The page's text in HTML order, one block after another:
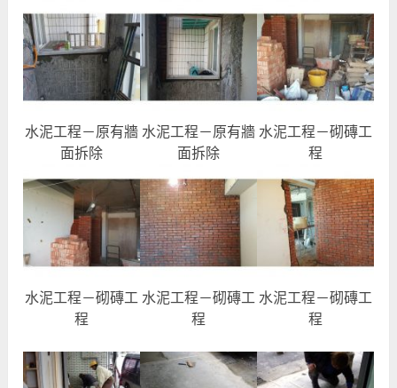
水泥工程－原有牆
面拆除
水泥工程－原有牆
面拆除
水泥工程－砌磚工
程
水泥工程－砌磚工
程
水泥工程－砌磚工
程
水泥工程－砌磚工
程